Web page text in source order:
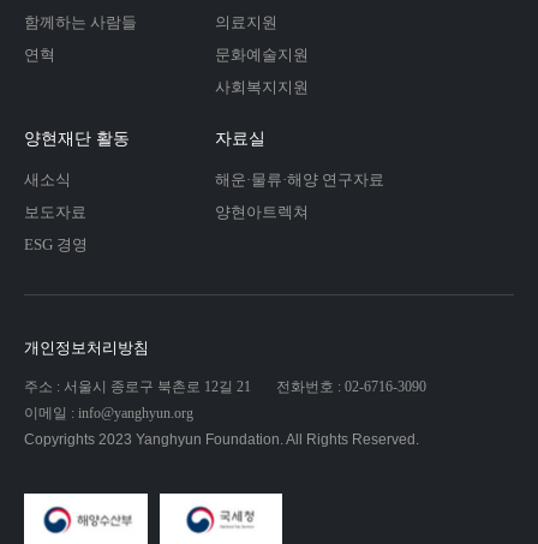
함께하는 사람들
연혁
의료지원
문화예술지원
사회복지지원
양현재단 활동
새소식
보도자료
ESG 경영
자료실
해운·물류·해양 연구자료
양현아트렉쳐
개인정보처리방침
주소 : 서울시 종로구 북촌로 12길 21
전화번호 : 02-6716-3090
이메일 : info@yanghyun.org
Copyrights 2023 Yanghyun Foundation. All Rights Reserved.